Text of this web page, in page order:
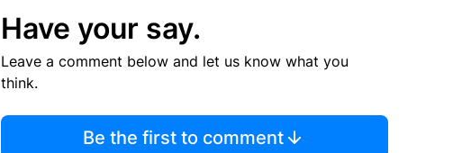
Have your say.
Leave a comment below and let us know what you
think.
Be the first to comment